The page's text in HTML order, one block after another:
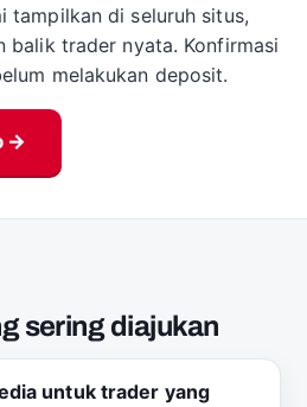
tampilkan di seluruh situs,
balik trader nyata. Konfirmasi
melakukan deposit.
→
sering diajukan
untuk trader yang